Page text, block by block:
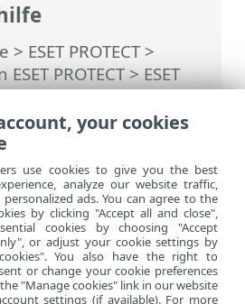
> ESET PROTECT>
PROTECT>ESET
>Konfiguration>
> ESET
your cookies
use cookies to give you the best
analyze our website traffic,
ads. You can agree to the
by clicking "Accept all and close",
cookies by choosing "Accept
or adjust your cookie settings by
You also have the right to
or change your cookie preferences
"Manage cookies" link in our website
settings (if available). For more